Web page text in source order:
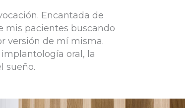
Encantada de
mis pacientes buscando
versión de mí misma.
oral, la
sueño.